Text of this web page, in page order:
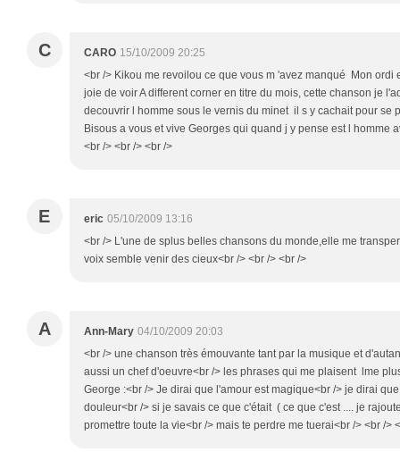
C CARO 15/10/2009 20:25
<br /> Kikou me revoilou ce que vous m 'avez manqué Mon ordi
joie de voir A different corner en titre du mois, cette chanson je
decouvrir l homme sous le vernis du minet il s y cachait pour se
Bisous a vous et vive Georges qui quand j y pense est l homme
<br /> <br /> <br />
E eric 05/10/2009 13:16
<br /> L'une de splus belles chansons du monde,elle me
voix semble venir des cieux<br /> <br /> <br />
A Ann-Mary 04/10/2009 20:03
<br /> une chanson très émouvante tant par la musique et
aussi un chef d'oeuvre<br /> les phrases qui me plaisent lme
George :<br /> Je dirai que l'amour est magique<br /> je dirai
douleur<br /> si je savais ce que c'était ( ce que c'est .... je
promettre toute la vie<br /> mais te perdre me tuerai<br /> <br />